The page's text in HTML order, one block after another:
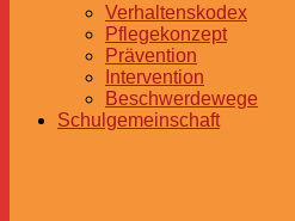
Verhaltenskodex
Pflegekonzept
Prävention
Intervention
Beschwerdewege
Schulgemeinschaft